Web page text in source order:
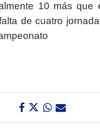
10 más que
de cuatro